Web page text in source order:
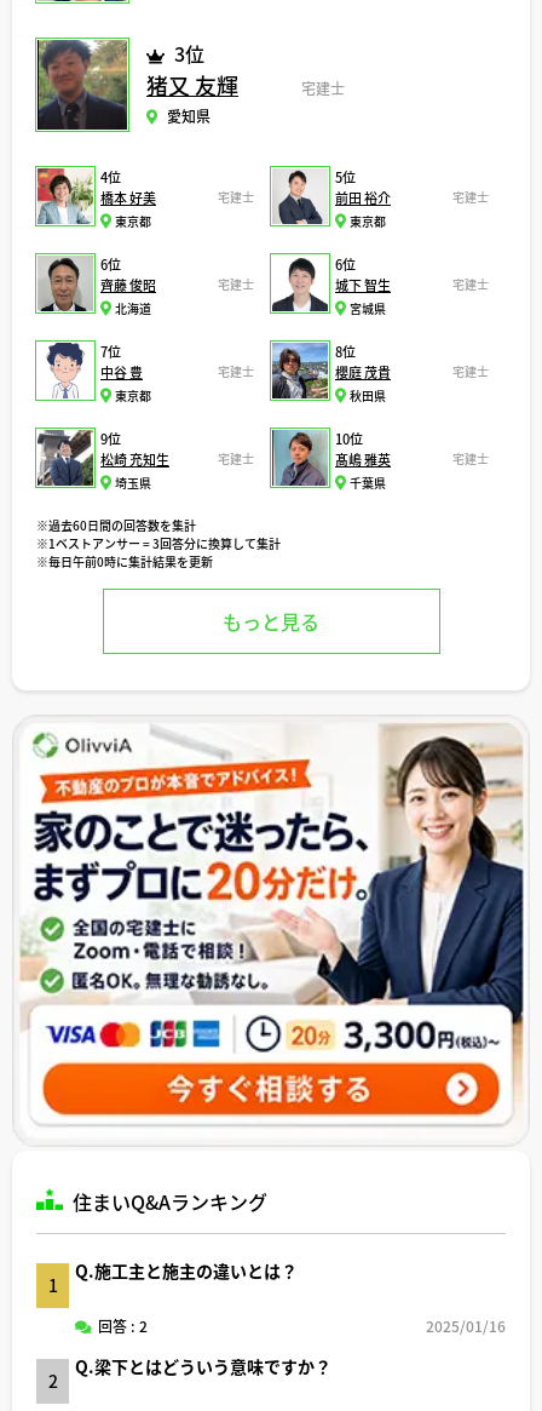
3位
猪又 友輝
宅建士
愛知県
4位
橋本 好美
宅建士
東京都
5位
前田 裕介
宅建士
東京都
6位
齊藤 俊昭
宅建士
北海道
6位
城下 智生
宅建士
宮城県
7位
中谷 豊
宅建士
東京都
8位
櫻庭 茂貴
宅建士
秋田県
9位
松崎 充知生
宅建士
埼玉県
10位
髙嶋 雅英
宅建士
千葉県
※過去60日間の回答数を集計
※1ベストアンサー = 3回答分に換算して集計
※毎日午前0時に集計結果を更新
もっと見る
住まいQ&Aランキング
1
Q.施工主と施主の違いとは？
回答 : 2 2025/01/16
2
Q.梁下とはどういう意味ですか？